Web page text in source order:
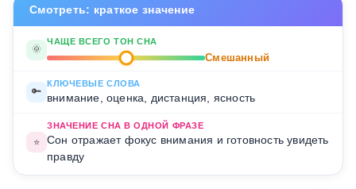
Смотреть: краткое значение
🌞
ЧАЩЕ ВСЕГО ТОН СНА
Смешанный
🔑
КЛЮЧЕВЫЕ СЛОВА
внимание, оценка, дистанция, ясность
⭐
ЗНАЧЕНИЕ СНА В ОДНОЙ ФРАЗЕ
Сон отражает фокус внимания и готовность увидеть
правду